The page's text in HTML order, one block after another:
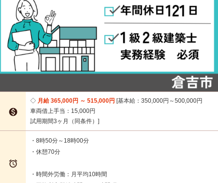

月給 365,000円 ～ 515,000円 基本給：350,000円～500,000円
車両借上手当：15,000円
試用期間3ヶ月（同条件）

・8時50分～18時00分
・休憩70分
・時間外労働：月平均10時間